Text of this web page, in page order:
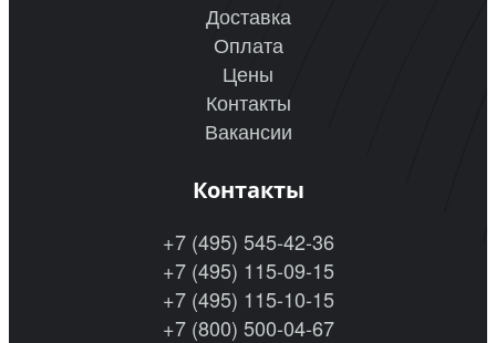
Доставка
Оплата
Цены
Контакты
Вакансии
Контакты
+7 (495) 545-42-36
+7 (495) 115-09-15
+7 (495) 115-10-15
+7 (800) 500-04-67